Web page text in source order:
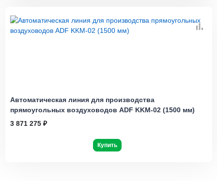
Автоматическая линия для производства
прямоугольных воздуховодов ADF KKM-02 (1500 мм)
3 871 275 ₽
Купить